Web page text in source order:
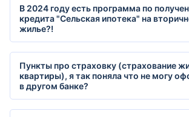
В 2024 году есть программа по
кредита "Сельская ипотека" на
жилье?!
Пункты про страховку (страхование
квартиры), я так поняла что не могу
в другом банке?